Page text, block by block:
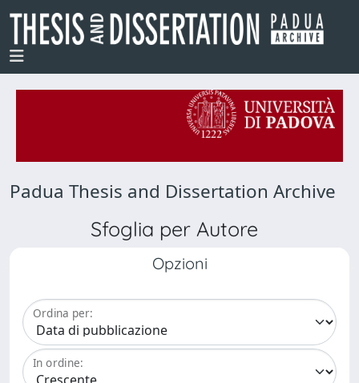
Padua Thesis and Dissertation Archive
Sfoglia per Autore
Opzioni
Ordina per:
In ordine: